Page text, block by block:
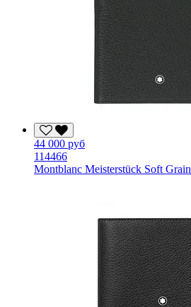
44 000 руб
114466
Montblanc Meisterstück Soft Grain